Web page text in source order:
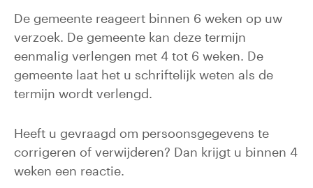
De gemeente reageert binnen 6 weken op uw
verzoek. De gemeente kan deze termijn
eenmalig verlengen met 4 tot 6 weken. De
gemeente laat het u schriftelijk weten als de
termijn wordt verlengd.
Heeft u gevraagd om persoonsgegevens te
corrigeren of verwijderen? Dan krijgt u binnen 4
weken een reactie.